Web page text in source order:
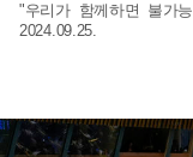
"우리가 함께하면 불가
2024.09.25.